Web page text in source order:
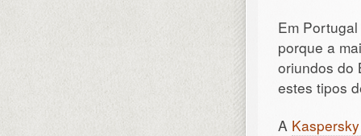
Em
porque a
oriundos do
estes tipos
A